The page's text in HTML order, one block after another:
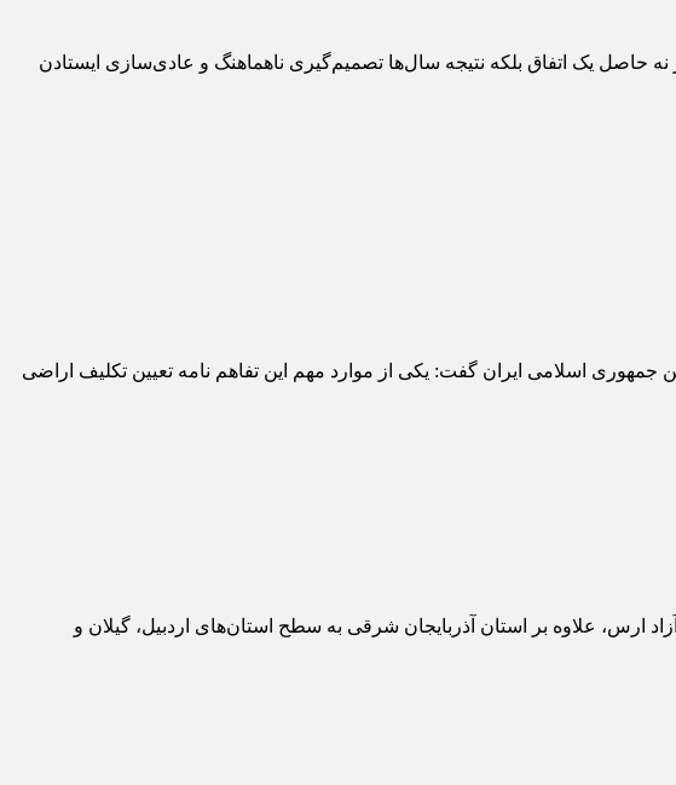
نه حاصل یک اتفاق بلکه نتیجه سال‌ها تصمیم‌گیری ناهماهنگ و عادی‌سازی ایستادن
اسلامی ایران گفت: یکی از موارد مهم این تفاهم نامه تعیین تکلیف اراضی
ارس، علاوه بر استان آذربایجان شرقی به سطح استان‌های اردبیل، گیلان و